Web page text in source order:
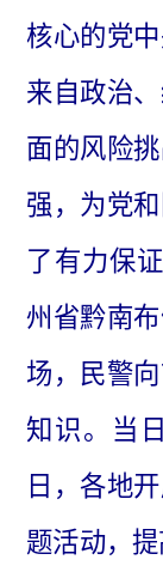
核心的党
来自政治
面的风险
强，为党
了有力保
州省黔南
场，民警
知识。当
日，各地
题活动，